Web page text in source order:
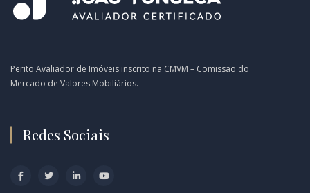
Perito Avaliador de Imóveis inscrito na CMVM – Comissão do
Mercado de Valores Mobiliários.
Redes Sociais